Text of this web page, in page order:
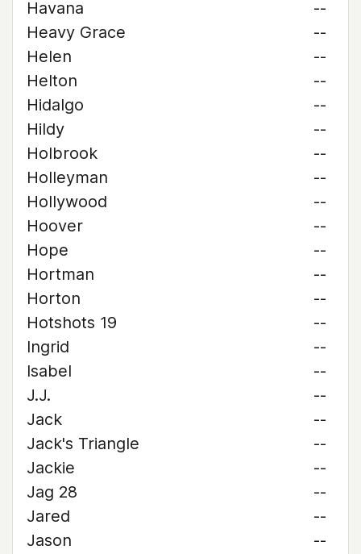
Havana
--
Heavy Grace
--
Helen
--
Helton
--
Hidalgo
--
Hildy
--
Holbrook
--
Holleyman
--
Hollywood
--
Hoover
--
Hope
--
Hortman
--
Horton
--
Hotshots 19
--
Ingrid
--
Isabel
--
J.J.
--
Jack
--
Jack's Triangle
--
Jackie
--
Jag 28
--
Jared
--
Jason
--